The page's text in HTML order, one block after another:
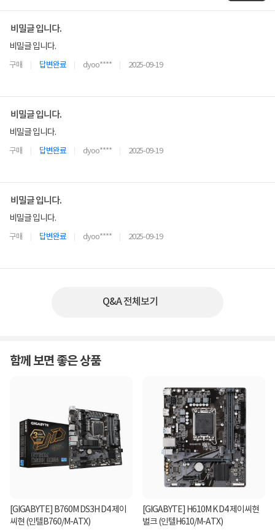
비밀글 입니다.
비밀글 입니다.
구매 답변완료 dyoo**** 2025-09-19
비밀글 입니다.
비밀글 입니다.
구매 답변완료 dyoo**** 2025-09-19
비밀글 입니다.
비밀글 입니다.
구매 답변완료 dyoo**** 2025-09-19
Q&A 전체보기
함께 보면 좋은 상품
[GIGABYTE] B760M DS3H D4 제이
씨현 (인텔B760/M-ATX)
[GIGABYTE] H610M K D4 제이씨현
벌크 (인텔H610/M-ATX)